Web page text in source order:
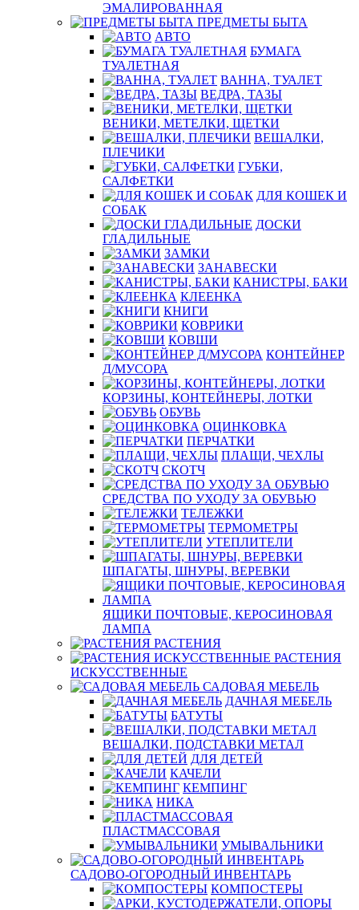
ЭМАЛИРОВАННАЯ
ПРЕДМЕТЫ БЫТА
АВТО
БУМАГА
ТУАЛЕТНАЯ
ВАННА, ТУАЛЕТ
ВЕДРА, ТАЗЫ
ВЕНИКИ, МЕТЕЛКИ, ЩЕТКИ
ВЕШАЛКИ,
ПЛЕЧИКИ
ГУБКИ,
САЛФЕТКИ
ДЛЯ КОШЕК И
СОБАК
ДОСКИ
ГЛАДИЛЬНЫЕ
ЗАМКИ
ЗАНАВЕСКИ
КАНИСТРЫ, БАКИ
КЛЕЕНКА
КНИГИ
КОВРИКИ
КОВШИ
КОНТЕЙНЕР
Д/МУСОРА
КОРЗИНЫ, КОНТЕЙНЕРЫ, ЛОТКИ
ОБУВЬ
ОЦИНКОВКА
ПЕРЧАТКИ
ПЛАЩИ, ЧЕХЛЫ
СКОТЧ
СРЕДСТВА ПО УХОДУ ЗА ОБУВЬЮ
ТЕЛЕЖКИ
ТЕРМОМЕТРЫ
УТЕПЛИТЕЛИ
ШПАГАТЫ, ШНУРЫ, ВЕРЕВКИ
ЯЩИКИ ПОЧТОВЫЕ, КЕРОСИНОВАЯ
ЛАМПА
РАСТЕНИЯ
РАСТЕНИЯ
ИСКУССТВЕННЫЕ
САДОВАЯ МЕБЕЛЬ
ДАЧНАЯ МЕБЕЛЬ
БАТУТЫ
ВЕШАЛКИ, ПОДСТАВКИ МЕТАЛ
ДЛЯ ДЕТЕЙ
КАЧЕЛИ
КЕМПИНГ
НИКА
ПЛАСТМАССОВАЯ
УМЫВАЛЬНИКИ
САДОВО-ОГОРОДНЫЙ ИНВЕНТАРЬ
КОМПОСТЕРЫ